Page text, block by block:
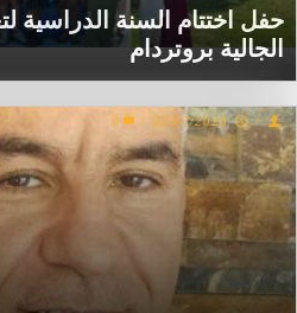
حفل اختتام السنة الدراسية
الجالية بروتردام
/
02/07/2026
/
0